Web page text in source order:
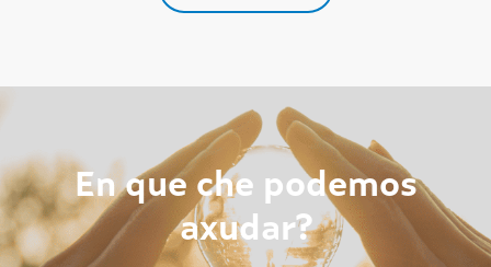
En que che podemos
axudar?